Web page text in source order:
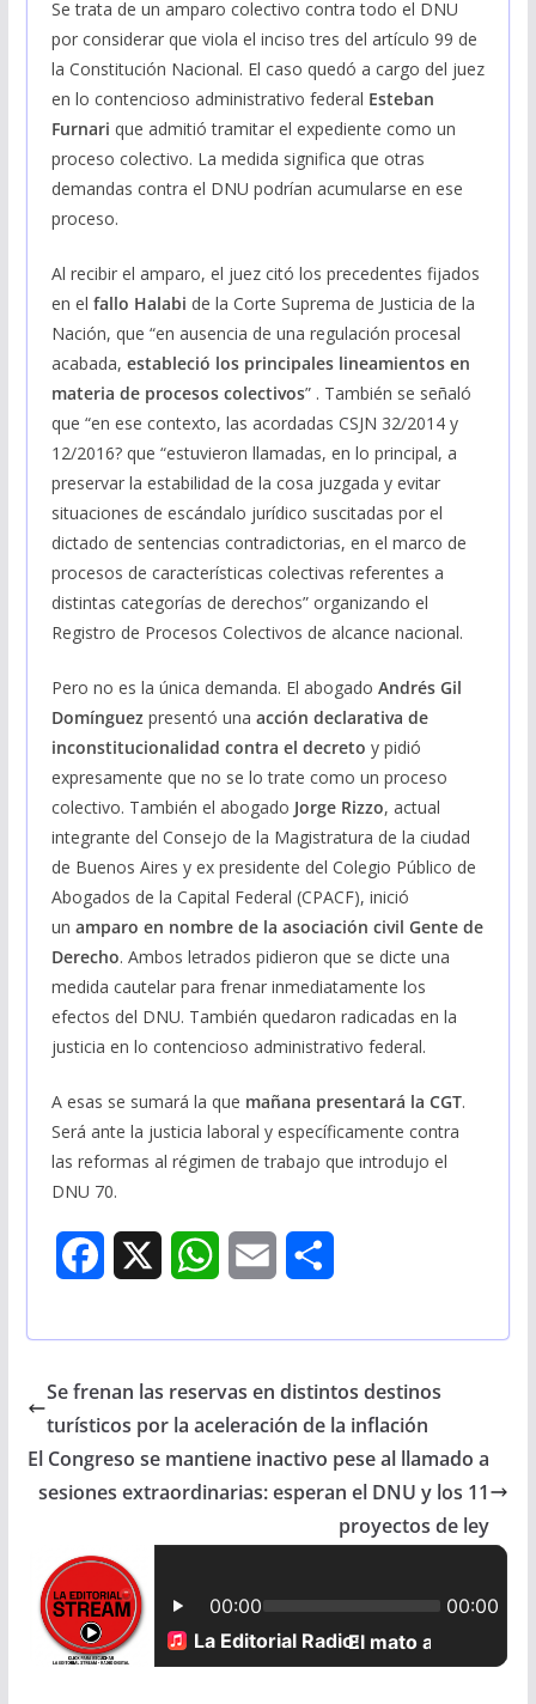
Se trata de un amparo colectivo contra todo el DNU
por considerar que viola el inciso tres del artículo 99 de
la Constitución Nacional. El caso quedó a cargo del juez
en lo contencioso administrativo federal Esteban
Furnari que admitió tramitar el expediente como un
proceso colectivo. La medida significa que otras
demandas contra el DNU podrían acumularse en ese
proceso.
Al recibir el amparo, el juez citó los precedentes fijados
en el fallo Halabi de la Corte Suprema de Justicia de la
Nación, que “en ausencia de una regulación procesal
acabada, estableció los principales lineamientos en
materia de procesos colectivos” . También se señaló
que “en ese contexto, las acordadas CSJN 32/2014 y
12/2016? que “estuvieron llamadas, en lo principal, a
preservar la estabilidad de la cosa juzgada y evitar
situaciones de escándalo jurídico suscitadas por el
dictado de sentencias contradictorias, en el marco de
procesos de características colectivas referentes a
distintas categorías de derechos” organizando el
Registro de Procesos Colectivos de alcance nacional.
Pero no es la única demanda. El abogado Andrés Gil
Domínguez presentó una acción declarativa de
inconstitucionalidad contra el decreto y pidió
expresamente que no se lo trate como un proceso
colectivo. También el abogado Jorge Rizzo, actual
integrante del Consejo de la Magistratura de la ciudad
de Buenos Aires y ex presidente del Colegio Público de
Abogados de la Capital Federal (CPACF), inició
un amparo en nombre de la asociación civil Gente de
Derecho. Ambos letrados pidieron que se dicte una
medida cautelar para frenar inmediatamente los
efectos del DNU. También quedaron radicadas en la
justicia en lo contencioso administrativo federal.
A esas se sumará la que mañana presentará la CGT.
Será ante la justicia laboral y específicamente contra
las reformas al régimen de trabajo que introdujo el
DNU 70.
e
o
k
W
t
A
p
i
r
Se frenan las reservas en distintos destinos
turísticos por la aceleración de la inflación
El Congreso se mantiene inactivo pese al llamado a
sesiones extraordinarias: esperan el DNU y los 11
proyectos de ley